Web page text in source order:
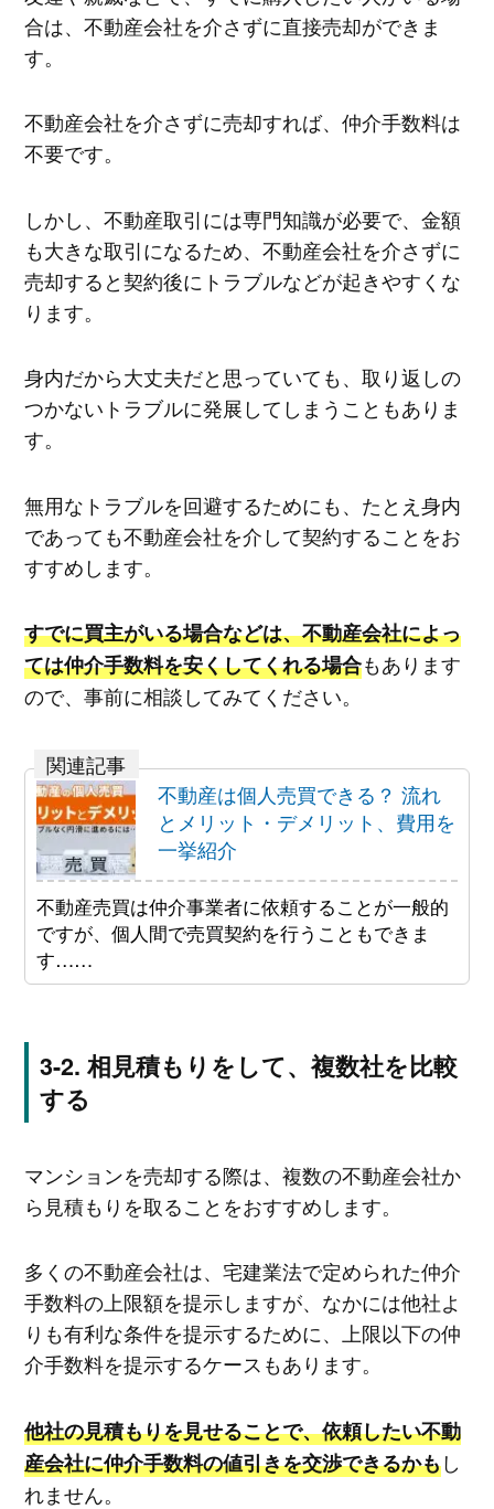
合は、不動産会社を介さずに直接売却ができま
す。
不動産会社を介さずに売却すれば、仲介手数料は
不要です。
しかし、不動産取引には専門知識が必要で、金額
も大きな取引になるため、不動産会社を介さずに
売却すると契約後にトラブルなどが起きやすくな
ります。
身内だから大丈夫だと思っていても、取り返しの
つかないトラブルに発展してしまうこともありま
す。
無用なトラブルを回避するためにも、たとえ身内
であっても不動産会社を介して契約することをお
すすめします。
すでに買主がいる場合などは、不動産会社によっ
ては仲介手数料を安くしてくれる場合もあります
ので、事前に相談してみてください。
不動産は個人売買できる？ 流れ
とメリット・デメリット、費用を
一挙紹介
不動産売買は仲介事業者に依頼することが一般的
ですが、個人間で売買契約を行うこともできま
す……
相見積もりをして、複数社を比較
する
マンションを売却する際は、複数の不動産会社か
ら見積もりを取ることをおすすめします。
多くの不動産会社は、宅建業法で定められた仲介
手数料の上限額を提示しますが、なかには他社よ
りも有利な条件を提示するために、上限以下の仲
介手数料を提示するケースもあります。
他社の見積もりを見せることで、依頼したい不動
産会社に仲介手数料の値引きを交渉できるかもし
れません。